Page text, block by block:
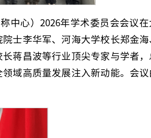
中心）2026年学术委员会会议在
士李华军、河海大学校长郑金海
蒋昌波等行业顶尖专家与学者，
域高质量发展注入新动能。会议